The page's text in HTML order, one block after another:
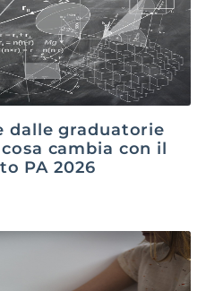
dalle graduatorie
cambia con il
PA 2026